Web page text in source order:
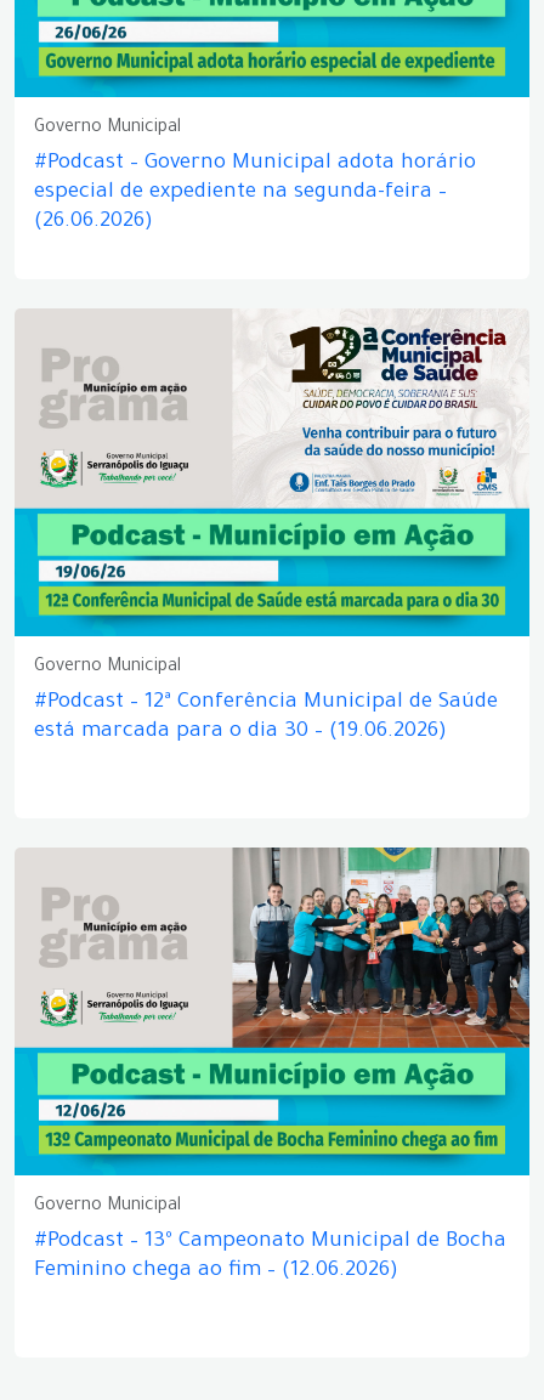
Governo Municipal
#Podcast – Governo Municipal adota horário
especial de expediente na segunda-feira –
(26.06.2026)
Governo Municipal
#Podcast – 12ª Conferência Municipal de Saúde
está marcada para o dia 30 – (19.06.2026)
Governo Municipal
#Podcast – 13º Campeonato Municipal de Bocha
Feminino chega ao fim – (12.06.2026)